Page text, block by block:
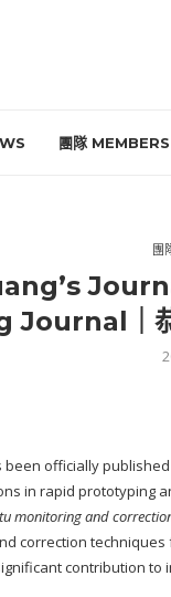
團隊 MEMBERS
團
｜恭
been officially
in rapid prototyping
monitoring and
correction
contribution